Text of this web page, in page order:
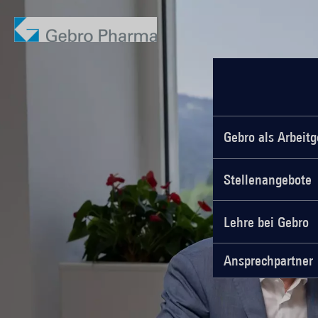
Gebro als
Stellenangebote
Lehre bei Gebro
Ansprechpartner